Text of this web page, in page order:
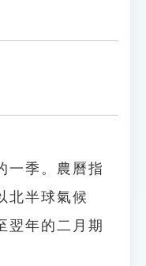
一季。農曆指
北半球氣候
翌年的二月期